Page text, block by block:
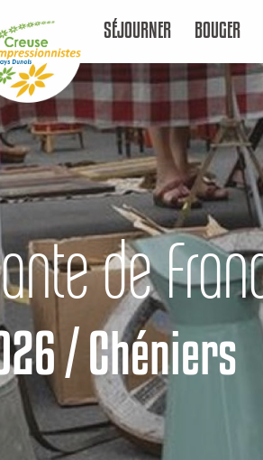
SÉJOURNER BOUGER
de
/ Chéniers